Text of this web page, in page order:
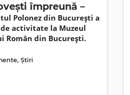
împreună –
Polonez din București a
activitate la Muzeul
Român din București.
,Știri